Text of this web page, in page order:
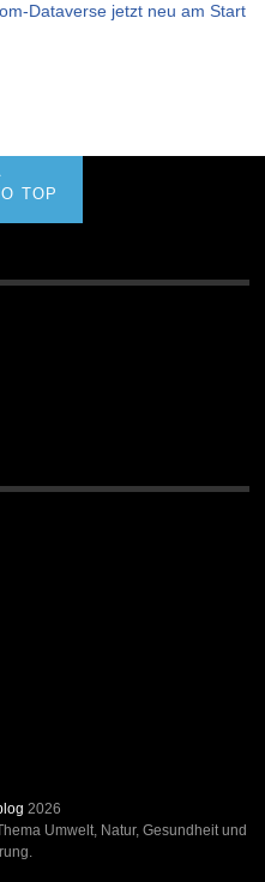
Dataverse jetzt neu am Start
TOP
2026
Umwelt, Natur, Gesundheit und